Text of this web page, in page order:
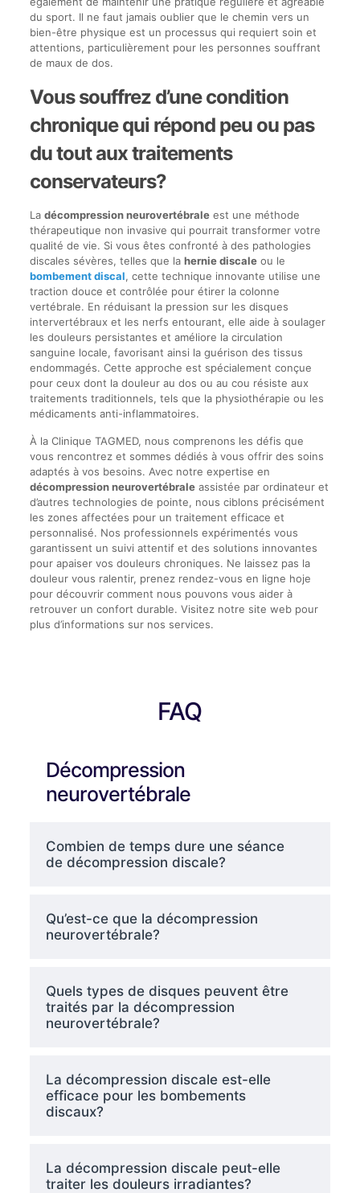
du sport. Il ne faut jamais oublier que le chemin vers un
bien-être physique est un processus qui requiert soin et
attentions, particulièrement pour les personnes souffrant
de maux de dos.
Vous souffrez d’une condition
chronique qui répond peu ou pas
du tout aux traitements
conservateurs?
La décompression neurovertébraleest une méthode
thérapeutique non invasive qui pourrait transformer votre
qualité de vie. Si vous êtes confronté à des pathologies
discales sévères, telles que la hernie discaleou le
bombement discal, cette technique innovante utilise une
traction douce et contrôlée pour étirer la colonne
vertébrale. En réduisant la pression sur les disques
intervertébraux et les nerfs entourant, elle aide à soulager
les douleurs persistantes et améliore la circulation
sanguine locale, favorisant ainsi la guérison des tissus
endommagés. Cette approche est spécialement conçue
pour ceux dont la douleur au dos ou au cou résiste aux
traitements traditionnels, tels que la physiothérapie ou les
médicaments anti-inflammatoires.
À la Clinique TAGMED, nous comprenons les défis que
vous rencontrez et sommes dédiés à vous offrir des soins
adaptés à vos besoins. Avec notre expertise en
décompression neurovertébraleassistée par ordinateur et
d’autres technologies de pointe, nous ciblons précisément
les zones affectées pour un traitement efficace et
personnalisé. Nos professionnels expérimentés vous
garantissent un suivi attentif et des solutions innovantes
pour apaiser vos douleurs chroniques. Ne laissez pas la
douleur vous ralentir, prenez rendez-vous en ligne hoje
pour découvrir comment nous pouvons vous aider à
retrouver un confort durable. Visitez notre site web pour
plus d’informations sur nos services.
FAQ
Décompression
neurovertébrale
Combien de temps dure une séance
de décompression discale?
Qu’est-ce que la décompression
neurovertébrale?
Quels types de disques peuvent être
traités par la décompression
neurovertébrale?
La décompression discale est-elle
efficace pour les bombements
discaux?
La décompression discale peut-elle
traiter les douleurs irradiantes?